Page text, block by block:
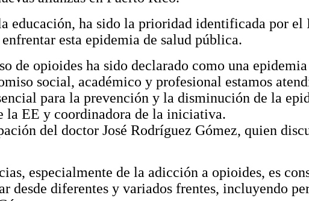
educación, ha sido la prioridad identificada por
esta epidemia de salud pública.
de opioides ha sido declarado como una
social, académico y profesional estamos
para la prevención y la disminución de la
la EE y coordinadora de la iniciativa.
del doctor José Rodríguez Gómez, quien
especialmente de la adicción a opioides, es
desde diferentes y variados frentes, incluyendo